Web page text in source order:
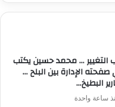
التغيير … محمد حسين يكتب
الإدارة بين البلح …
البطيخ…
ساعة واحدة